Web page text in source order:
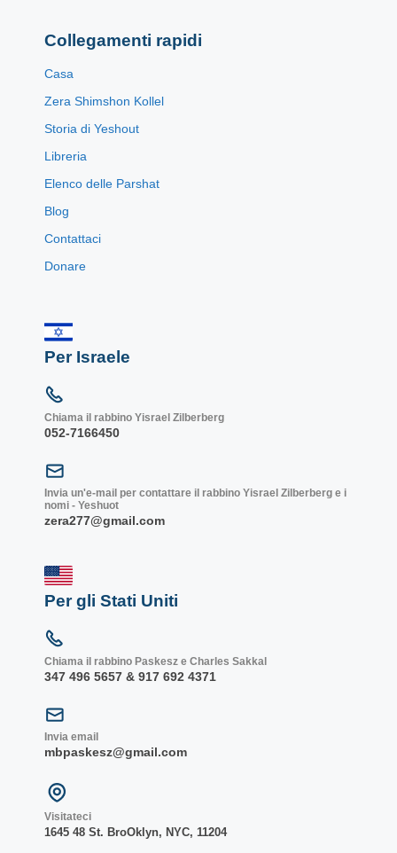
Collegamenti rapidi
Casa
Zera Shimshon Kollel
Storia di Yeshout
Libreria
Elenco delle Parshat
Blog
Contattaci
Donare
Per Israele
Chiama il rabbino Yisrael Zilberberg
052-7166450
Invia un'e-mail per contattare il rabbino Yisrael Zilberberg e i
nomi - Yeshuot
zera277@gmail.com
Per gli Stati Uniti
Chiama il rabbino Paskesz e Charles Sakkal
347 496 5657 & 917 692 4371
Invia email
mbpaskesz@gmail.com
Visitateci
1645 48 St. BroOklyn, NYC, 11204